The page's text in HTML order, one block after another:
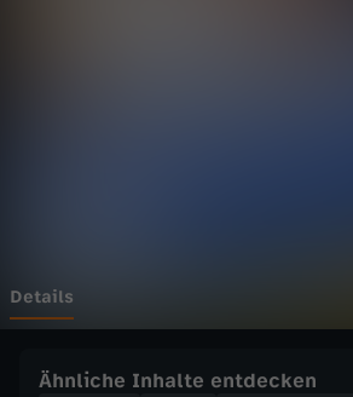
n
Details
Ähnliche Inhalte entdecken